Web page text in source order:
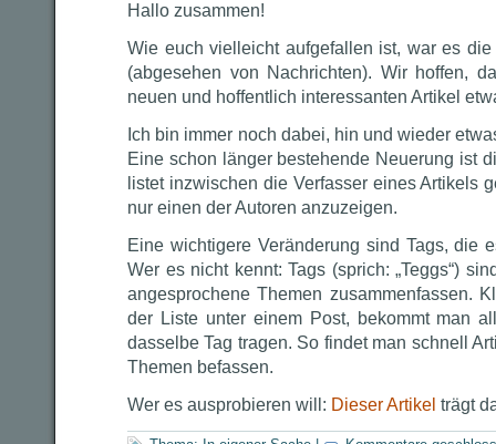
Hallo zusammen!
Wie euch vielleicht aufgefallen ist, war es
(abgesehen von Nachrichten). Wir hoffen,
neuen und hoffentlich interessanten Artikel
Ich bin immer noch dabei, hin und wieder
Eine schon länger bestehende Neuerung ist
listet inzwischen die Verfasser eines Artikels
nur einen der Autoren anzuzeigen.
Eine wichtigere Veränderung sind Tags, die
Wer es nicht kennt: Tags (sprich: „Teggs“)
angesprochene Themen zusammenfassen.
der Liste unter einem Post, bekommt man
dasselbe Tag tragen. So findet man schnell
Themen befassen.
Wer es ausprobieren will: Dieser Artikel trägt